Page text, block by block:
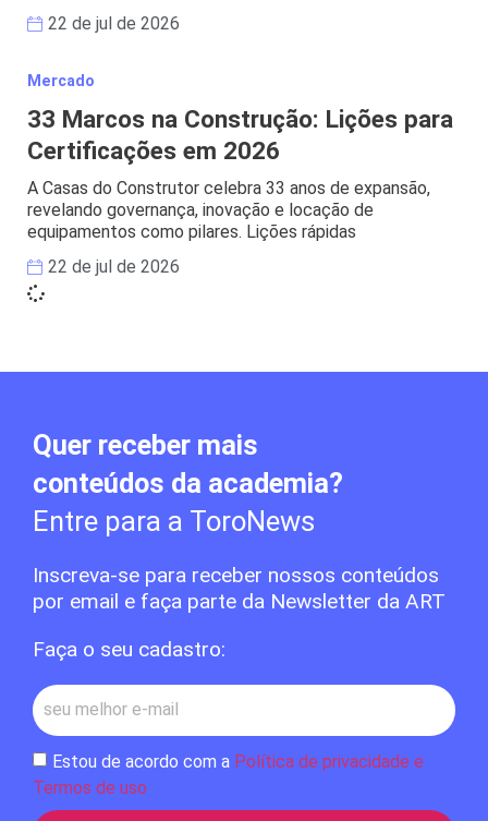
22 de jul de 2026
Mercado
33 Marcos na Construção: Lições para
Certificações em 2026
A Casas do Construtor celebra 33 anos de expansão,
revelando governança, inovação e locação de
equipamentos como pilares. Lições rápidas
22 de jul de 2026
Quer receber mais
conteúdos da academia?
Entre para a ToroNews
Inscreva-se para receber nossos conteúdos
por email e faça parte da Newsletter da ART
Faça o seu cadastro:
Estou de acordo com a Política de privacidade e
Termos de uso